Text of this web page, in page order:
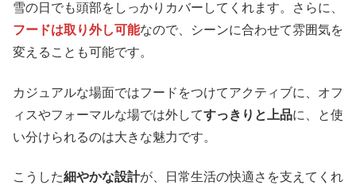
雪の日でも頭部をしっかりカバーしてくれます。さらに、
フードは取り外し可能なので、シーンに合わせて雰囲気を
変えることも可能です。
カジュアルな場面ではフードをつけてアクティブに、オフ
ィスやフォーマルな場では外してすっきりと上品に、と使
い分けられるのは大きな魅力です。
こうした細やかな設計が、日常生活の快適さを支えてくれ